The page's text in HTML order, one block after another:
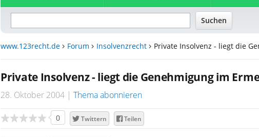
www.123recht.de Forum Insolvenzrecht Private Insolvenz - liegt die
Private Insolvenz - liegt die Genehmigung im
28. Oktober 2004 Thema abonnieren
0 Twittern Teilen